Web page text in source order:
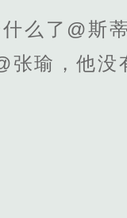
么了@斯
张瑜，他没